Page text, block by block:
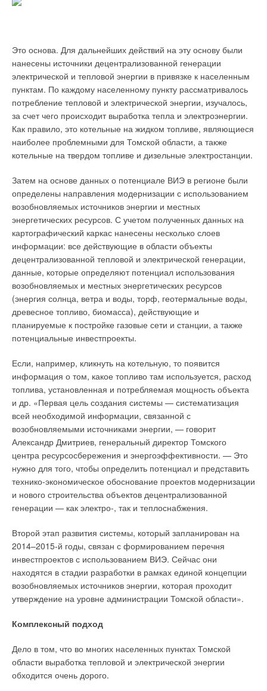
Это основа. Для дальнейших действий на эту основу были
нанесены источники децентрализованной генерации
электрической и тепловой энергии в привязке к населенным
пунктам. По каждому населенному пункту рассматривалось
потребление тепловой и электрической энергии, изучалось,
за счет чего происходит выработка тепла и электроэнергии.
Как правило, это котельные на жидком топливе, являющиеся
наиболее проблемными для Томской области, а также
котельные на твердом топливе и дизельные электростанции.
Затем на основе данных о потенциале ВИЭ в регионе были
определены направления модернизации с использованием
возобновляемых источников энергии и местных
энергетических ресурсов. С учетом полученных данных на
картографический каркас нанесены несколько слоев
информации: все действующие в области объекты
децентрализованной тепловой и электрической генерации,
данные, которые определяют потенциал использования
возобновляемых и местных энергетических ресурсов
(энергия солнца, ветра и воды, торф, геотермальные воды,
древесное топливо, биомасса), действующие и
планируемые к постройке газовые сети и станции, а также
потенциальные инвестпроекты.
Если, например, кликнуть на котельную, то появится
информация о том, какое топливо там используется, расход
топлива, установленная и потребляемая мощность объекта
и др. «Первая цель создания системы — систематизация
всей необходимой информации, связанной с
возобновляемыми источниками энергии, — говорит
Александр Дмитриев, генеральный директор Томского
центра ресурсосбережения и энергоэффективности. — Это
нужно для того, чтобы определить потенциал и представить
технико-экономическое обоснование проектов модернизации
и нового строительства объектов децентрализованной
генерации — как электро-, так и теплоснабжения.
Второй этап развития системы, который запланирован на
2014–2015-й годы, связан с формированием перечня
инвестпроектов с использованием ВИЭ. Сейчас они
находятся в стадии разработки в рамках единой концепции
возобновляемых источников энергии, которая проходит
утверждение на уровне администрации Томской области».
Комплексный подход
Дело в том, что во многих населенных пунктах Томской
области выработка тепловой и электрической энергии
обходится очень дорого.
синхронным реактивным двигателем SuPremE класса
энергоэффективности ErP2015 и ErP2017. Кстати, далеко не
многим известно, что сама компания KSB начиналась в 1871
году как фирма по производству арматуры. В настоящее
время доля трубопроводной арматуры в общей
производственной программе составляет 20 %.
В Россию она поставляется уже более 25 лет. Изначально
традиционно это была арматура для энергетики и
промышленности, затем для водоснабжения и, наконец, для
инженерных систем зданий и сооружений. Ассортимент KSB
включает клиновые и шиберные задвижки, запорные и
обратные клапаны, поворотные затворы, мембранные
клапаны, фильтры.
Применительно к системам теплоснабжения, вентиляции и
кондиционирования наиболее востребованы запорные
клапаны BOA-H, BOACompact, BOA-SuperCompact,
поворотные затворы BOAX-S, регулирующий клапан
BOAControl IMS с электронным датчиком расхода и
температуры BOATRONIC и многие другие. Например,
вентиль BOA-H применяется в качестве регулирующего и
запорного клапана для систем отопления, парокотельных
систем низкого давления, оснащения сосудов, работающих
под давлением, установок промышленного теплообмена
(масляный теплоноситель).
Он способен работать с температурами от –10 до +350 °C,
рассчитан на давления PN 16 и PN 25. Материальное
исполнение корпуса серый чугун JL 1040 и высокопрочный
чугун с шаровидным графитом JS 1025. Концерн KSB
стремится максимально адаптировать свои разработки под
нужды заказчиков, подчинив свои уникальные
конструкторские решения прежде всего удобству
потребителей.
Так, например, KSB ввели систему цветовых меток для
трубопроводной арматуры, которая дает возможность
идентифицировать клапаны даже в смонтированном
изолированном состоянии. Клапаны KSB отличаются друг от
друга цветом заглушки, которая показывает принадлежность
к определенному типоряду. Монтажным и сервисным
организациям эта система значительно облегчает работу.
Важно также не упускать из внимания новые инженерные
разработки KSB в области автоматики, ведь именно KSB
поставляет насосы, оснащенные частотным
преобразователем PumpDrive, монтируемом
непосредственно на моторе мощностью до 55 кВт. Одним из
главных достоинств оборудования KSB является то, что
Новый терморегулятор Nea 230 В / 24 В служит для контроля
Он несложен в монтаже, прост в эксплуатации и обладает
многими полезными функциями. Кроме того, данный продукт
отличает высокий комфорт при регулировке, бесшумное
переключение режимов, а также специальный дизайн
REHAU.
В зависимости от модификации система Nea обладает
функционалом, позволяющим осуществлять автоматическое
регулирование температуры, переключение между
трех временных программ в сутки и прочие функции,
приведенные в табл. 1. Нормальный режим подразумевает
режим регулирования в присутствии человека, а
экономичный может быть установлен, когда все потребители
покидают помещение и поддержание комфортных
параметров не требуется.
Система имеет возможность регулировки температуры в
пределах от 6 до 37 °C. Основным преимуществом
предлагаемого оборудования по сравнению с комбинациями
типовых классических радиаторов отопления является
повышенная энергоэффективность. Если сравнивать
систему автоматического регулирования Nea с локальными
решения компании REHAU избавляет пользователя от забот,
связанными с постоянным отслеживанием температуры на
каждой из батарей отопления, установленных в помещениях
загородного дома.
Кроме того, опыт показывает, что при использовании
локальных термоголовок температура в помещениях все
равно «скачет», что никак не способствует обеспечению
комфортного микроклимата. Система Nea в плане
управления ощутимо более гибкая, что позволяет
поддерживать требуемую температуру в заданном
диапазоне гораздо эффективнее.
Дополнительным преимуществом нового продукта компании
REHAU является возможность интеграции в систему
панельного-лучистого отопления с применением тепловых
насосов, что позволяет пользователю экономить
значительные финансовые средства за счет использования
«дармового» тепла или холода грунта, грунтовых или
источников энергии, включая возобновляемые источники
Из табл. 1 становится понятно, что с помощью системы
терморегулирования Nea HCT возможно управление не